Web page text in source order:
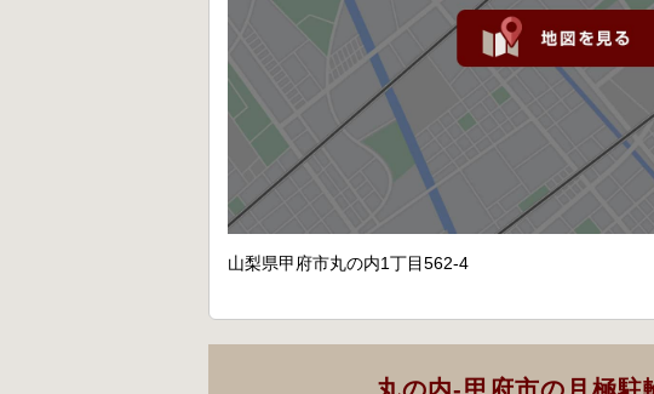
山梨県甲府市丸の内1丁目562-4